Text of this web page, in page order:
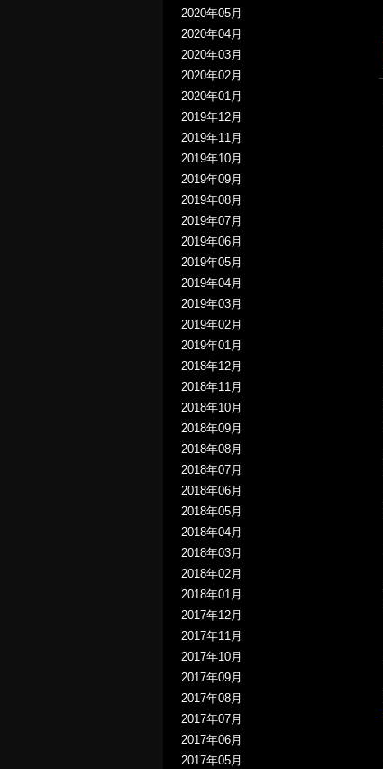
2020年05月
2020年04月
2020年03月
2020年02月
2020年01月
2019年12月
2019年11月
2019年10月
2019年09月
2019年08月
2019年07月
2019年06月
2019年05月
2019年04月
2019年03月
2019年02月
2019年01月
2018年12月
2018年11月
2018年10月
2018年09月
2018年08月
2018年07月
2018年06月
2018年05月
2018年04月
2018年03月
2018年02月
2018年01月
2017年12月
2017年11月
2017年10月
2017年09月
2017年08月
2017年07月
2017年06月
2017年05月